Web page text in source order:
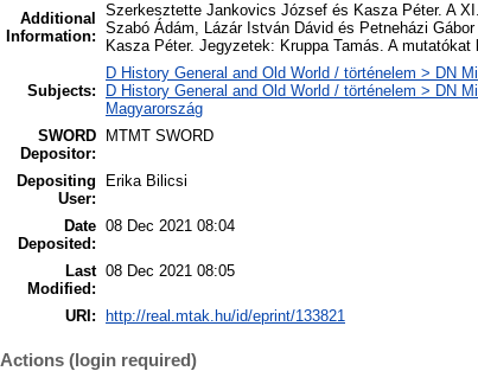
Additional
Information:
Szerkesztette Jankovics József és Kasza Péter. A
Szabó Ádám, Lázár István Dávid és Petneházi
Kasza Péter. Jegyzetek: Kruppa Tamás. A
Subjects:
D History General and Old World / történelem > DN
D History General and Old World / történelem > DN
Magyarország
SWORD
Depositor:
MTMT SWORD
Depositing
User:
Erika Bilicsi
Date
Deposited:
08 Dec 2021 08:04
Last
Modified:
08 Dec 2021 08:05
URI: http://real.mtak.hu/id/eprint/133821
Actions (login required)